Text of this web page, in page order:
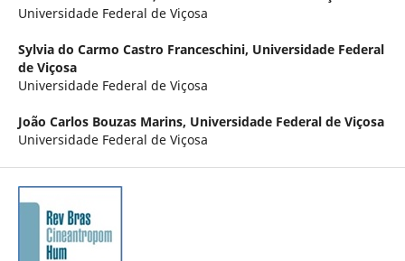
Universidade Federal de Viçosa
Sylvia do Carmo Castro Franceschini, Universidade Federal
de Viçosa
Universidade Federal de Viçosa
João Carlos Bouzas Marins, Universidade Federal de Viçosa
Universidade Federal de Viçosa